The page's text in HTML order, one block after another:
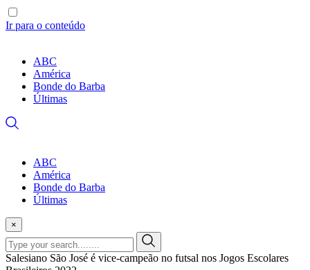
Ir para o conteúdo
ABC
América
Bonde do Barba
Últimas
ABC
América
Bonde do Barba
Últimas
×
Salesiano São José é vice-campeão no futsal nos Jogos Escolares